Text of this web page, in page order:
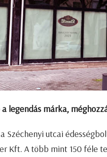
legendás márka,
Széchenyi utcai
Kft. A több mint 150 féle